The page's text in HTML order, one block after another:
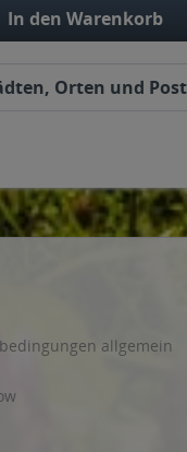
In den Warenkorb
Orten und
allgemein